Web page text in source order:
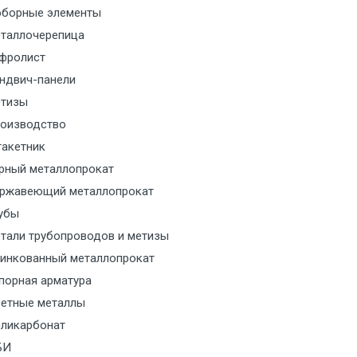
за МКАД
за МКАД
за МКАД
с транспортным
с транспортным
с транспортным
с транспортным
элементы
панели
металлопрокат
металлопрокат
трубопроводов и метизы
металлопрокат
арматура
металлы